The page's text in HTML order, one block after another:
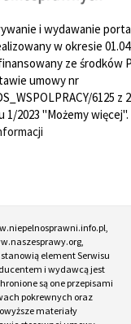
i wydawanie
w okresie
ze środków
umowy nr
6125 z
1/2023 "Możemy więcej".
element Serwisu
i wydawcą jest
są one przepisami
pokrewnych oraz
materiały